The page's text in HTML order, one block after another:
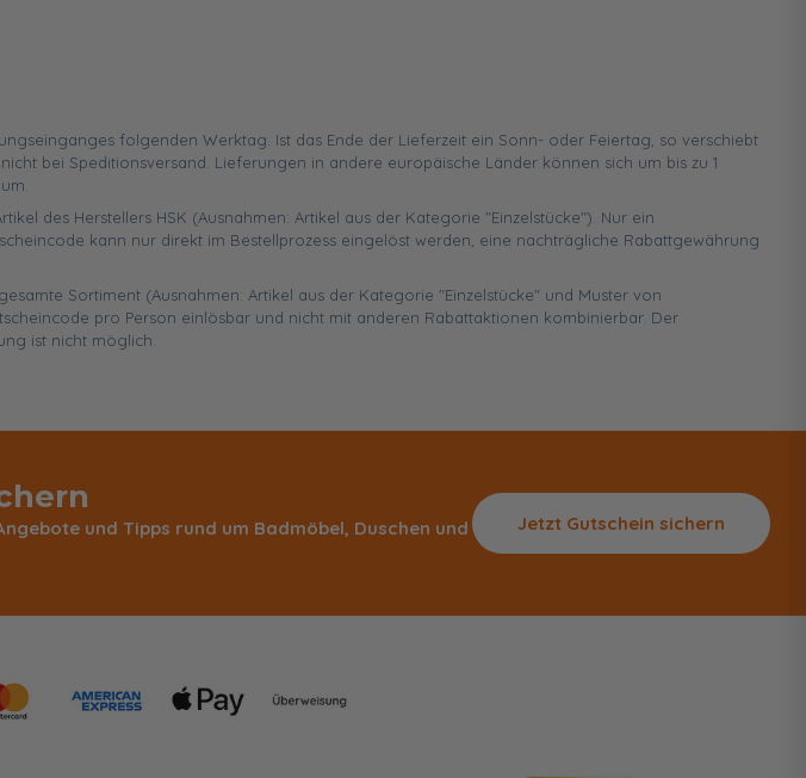
folgenden Werktag. Ist das Ende der Lieferzeit ein Sonn- oder Feiertag, so verschiebt
bei Speditionsversand. Lieferungen in andere europäische Länder können sich um bis zu 1
des Herstellers HSK (Ausnahmen: Artikel aus der Kategorie "Einzelstücke"). Nur ein
kann nur direkt im Bestellprozess eingelöst werden, eine nachträgliche Rabattgewährung
Sortiment (Ausnahmen: Artikel aus der Kategorie "Einzelstücke" und Muster von
pro Person einlösbar und nicht mit anderen Rabattaktionen kombinierbar. Der
ist nicht möglich.
und Tipps rund um Badmöbel, Duschen und
Jetzt Gutschein sichern